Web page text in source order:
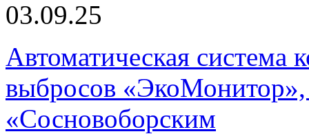
03.09.25
Автоматическая
выбросов «ЭкоМонитор»,
«Сосновоборским